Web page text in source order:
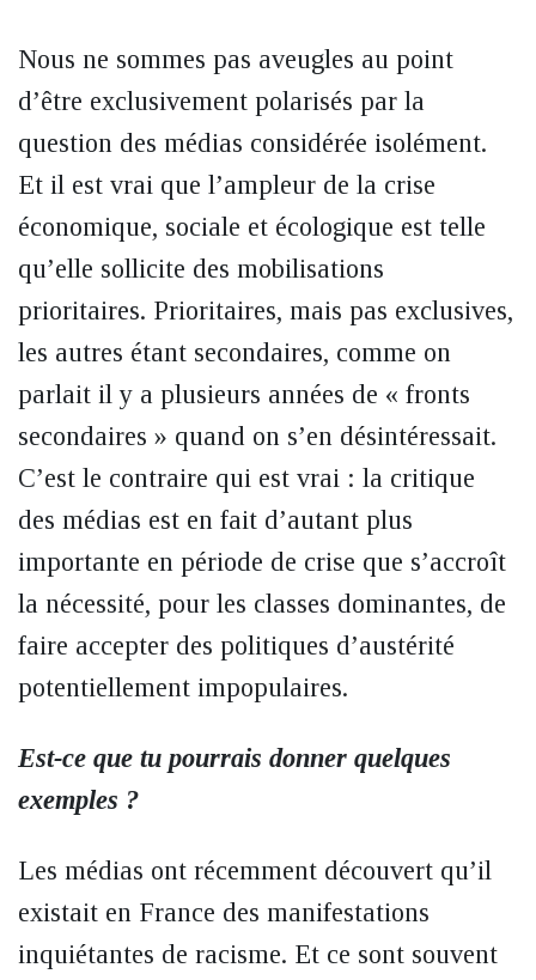
Nous ne sommes pas aveugles au point
d’être exclusivement polarisés par la
question des médias considérée isolément.
Et il est vrai que l’ampleur de la crise
économique, sociale et écologique est telle
qu’elle sollicite des mobilisations
prioritaires. Prioritaires, mais pas exclusives,
les autres étant secondaires, comme on
parlait il y a plusieurs années de « fronts
secondaires » quand on s’en désintéressait.
C’est le contraire qui est vrai : la critique
des médias est en fait d’autant plus
importante en période de crise que s’accroît
la nécessité, pour les classes dominantes, de
faire accepter des politiques d’austérité
potentiellement impopulaires.
Est-ce que tu pourrais donner quelques
exemples ?
Les médias ont récemment découvert qu’il
existait en France des manifestations
inquiétantes de racisme. Et ce sont souvent